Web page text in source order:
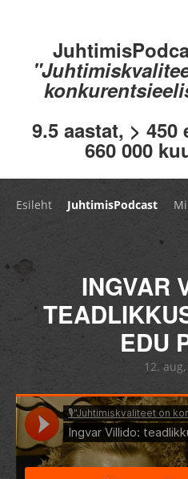
9.5 aastat, >
660 000
Esileht JuhtimisPodcast
INGVAR
EDU
12.